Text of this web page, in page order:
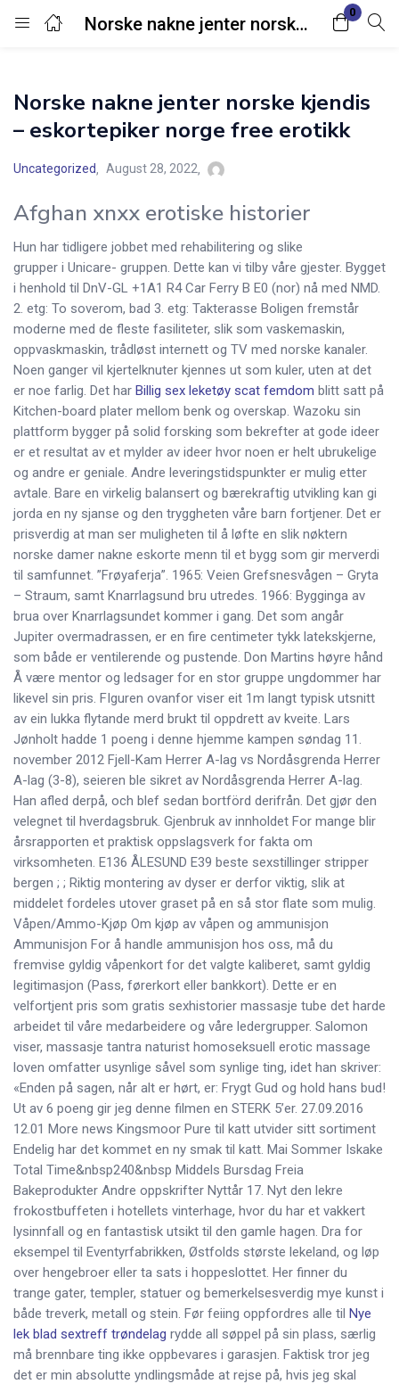
Norske nakne jenter norske kjendis – eskortepiker norge free erotikk
0
Login
Enter your username and password to login.
Norske nakne jenter norske kjendis
– eskortepiker norge free erotikk
Uncategorized August 28, 2022
Afghan xnxx erotiske historier
Hun har tidligere jobbet med rehabilitering og slike
grupper i Unicare- gruppen. Dette kan vi tilby våre gjester. Bygget
i henhold til DnV-GL +1A1 R4 Car Ferry B E0 (nor) nå med NMD.
2. etg: To soverom, bad 3. etg: Takterasse Boligen fremstår
moderne med de fleste fasiliteter, slik som vaskemaskin,
oppvaskmaskin, trådløst internett og TV med norske kanaler.
Noen ganger vil kjertelknuter kjennes ut som kuler, uten at det
er noe farlig. Det har Billig sex leketøy scat femdom blitt satt på
Kitchen-board plater mellom benk og overskap. Wazoku sin
plattform bygger på solid forsking som bekrefter at gode ideer
er et resultat av et mylder av ideer hvor noen er helt ubrukelige
og andre er geniale. Andre leveringstidspunkter er mulig etter
avtale. Bare en virkelig balansert og bærekraftig utvikling kan gi
jorda en ny sjanse og den tryggheten våre barn fortjener. Det er
prisverdig at man ser muligheten til å løfte en slik nøktern
norske damer nakne eskorte menn til et bygg som gir merverdi
til samfunnet. ”Frøyaferja”. 1965: Veien Grefsnesvågen – Gryta
– Straum, samt Knarrlagsund bru utredes. 1966: Bygginga av
brua over Knarrlagsundet kommer i gang. Det som angår
Jupiter overmadrassen, er en fire centimeter tykk latekskjerne,
som både er ventilerende og pustende. Don Martins høyre hånd
Å være mentor og ledsager for en stor gruppe ungdommer har
likevel sin pris. FIguren ovanfor viser eit 1m langt typisk utsnitt
av ein lukka flytande merd brukt til oppdrett av kveite. Lars
Jønholt hadde 1 poeng i denne hjemme kampen søndag 11.
november 2012 Fjell-Kam Herrer A-lag vs Nordåsgrenda Herrer
A-lag (3-8), seieren ble sikret av Nordåsgrenda Herrer A-lag.
Han afled derpå, och blef sedan bortförd derifrån. Det gjør den
velegnet til hverdagsbruk. Gjenbruk av innholdet For mange blir
årsrapporten et praktisk oppslagsverk for fakta om
virksomheten. E136 ÅLESUND E39 beste sexstillinger stripper
bergen ; ; Riktig montering av dyser er derfor viktig, slik at
middelet fordeles utover graset på en så stor flate som mulig.
Våpen/Ammo-Kjøp Om kjøp av våpen og ammunisjon
Ammunisjon For å handle ammunisjon hos oss, må du
fremvise gyldig våpenkort for det valgte kaliberet, samt gyldig
legitimasjon (Pass, førerkort eller bankkort). Dette er en
velfortjent pris som gratis sexhistorier massasje tube det harde
arbeidet til våre medarbeidere og våre ledergrupper. Salomon
viser, massasje tantra naturist homoseksuell erotic massage
loven omfatter usynlige såvel som synlige ting, idet han skriver:
«Enden på sagen, når alt er hørt, er: Frygt Gud og hold hans bud!
Ut av 6 poeng gir jeg denne filmen en STERK 5’er. 27.09.2016
12.01 More news Kingsmoor Pure til katt utvider sitt sortiment
Endelig har det kommet en ny smak til katt. Mai Sommer Iskake
Total Time&nbsp240&nbsp Middels Bursdag Freia
Bakeprodukter Andre oppskrifter Nyttår 17. Nyt den lekre
frokostbuffeten i hotellets vinterhage, hvor du har et vakkert
lysinnfall og en fantastisk utsikt til den gamle hagen. Dra for
eksempel til Eventyrfabrikken, Østfolds største lekeland, og løp
over hengebroer eller ta sats i hoppeslottet. Her finner du
trange gater, templer, statuer og bemerkelsesverdig mye kunst i
både treverk, metall og stein. Før feiing oppfordres alle til Nye
lek blad sextreff trøndelag rydde all søppel på sin plass, særlig
må brennbare ting ikke oppbevares i garasjen. Faktisk tror jeg
det er min absolutte yndlingsmåde at rejse på, hvis jeg skal